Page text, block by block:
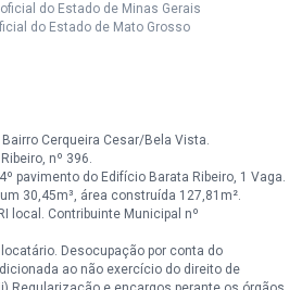
do Estado de Minas Gerais
do Estado de Mato Grosso
Bairro Cerqueira Cesar/Bela Vista.
nº 396.
pavimento do Edifício Barata Ribeiro, 1 Vaga.
30,45m³, área construída 127,81m².
local. Contribuinte Municipal nº
Desocupação por conta do
ao não exercício do direito de